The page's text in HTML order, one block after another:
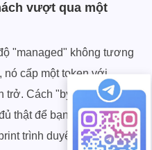
vượt qua một
"managed" không tương
nó cấp một token với
trở. Cách "bypass" rẻ nhất
thật để bạn không bao
trình duyệt sạch cộng